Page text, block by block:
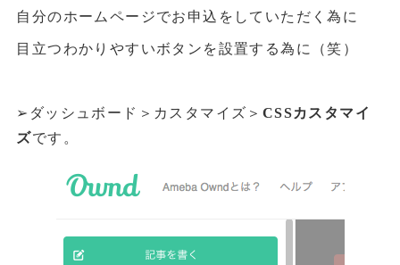
自分のホームページでお申込をしていただく為に
目立つわかりやすいボタンを設置する為に（笑）
➢ダッシュボード＞カスタマイズ＞ CSSカスタマイ
ズです。